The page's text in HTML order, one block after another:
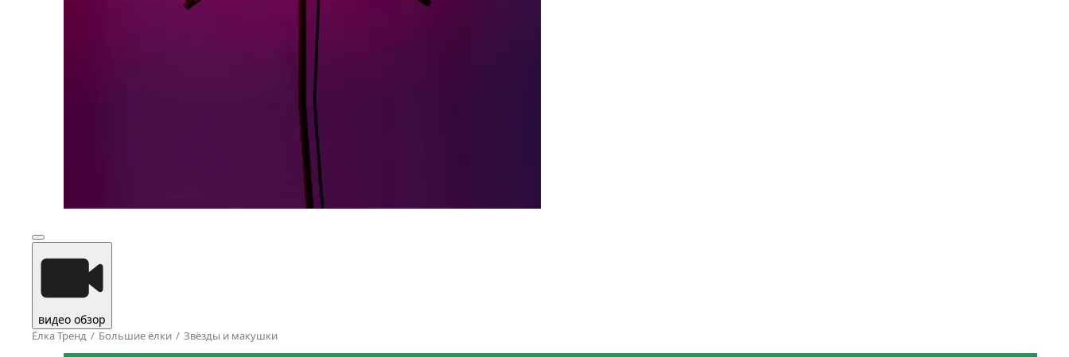
видео обзор
Ёлка Тренд Большие ёлки Звёзды и макушки